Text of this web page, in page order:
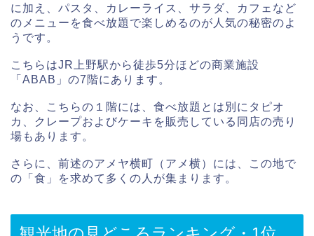
に加え、パスタ、カレーライス、サラダ、カフェなど
のメニューを食べ放題で楽しめるのが人気の秘密のよ
うです。
こちらはJR上野駅から徒歩5分ほどの商業施設
「ABAB」の7階にあります。
なお、こちらの１階には、食べ放題とは別にタピオ
カ、クレープおよびケーキを販売している同店の売り
場もあります。
さらに、前述のアメヤ横町（アメ横）には、この地で
の「食」を求めて多くの人が集まります。